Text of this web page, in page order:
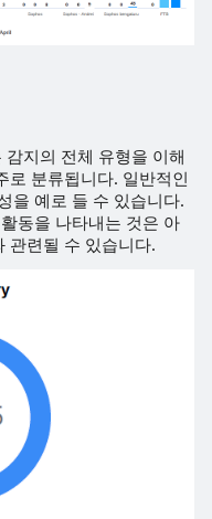
지의 전체 유형을 이해
로 분류됩니다. 일반적인
을 예로 들 수 있습니다.
동을 나타내는 것은 아
관련될 수 있습니다.